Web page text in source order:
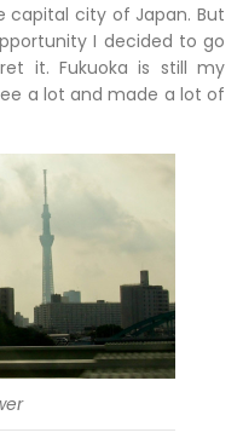
city of Japan. But
I decided to go
it. Fukuoka is still my
a lot and made a lot of